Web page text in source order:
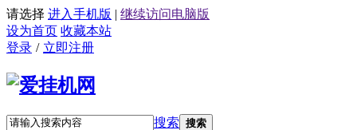
请选择 进入手机版 | 继续访问电脑版
设为首页 收藏本站
登录 / 立即注册
搜索 搜索